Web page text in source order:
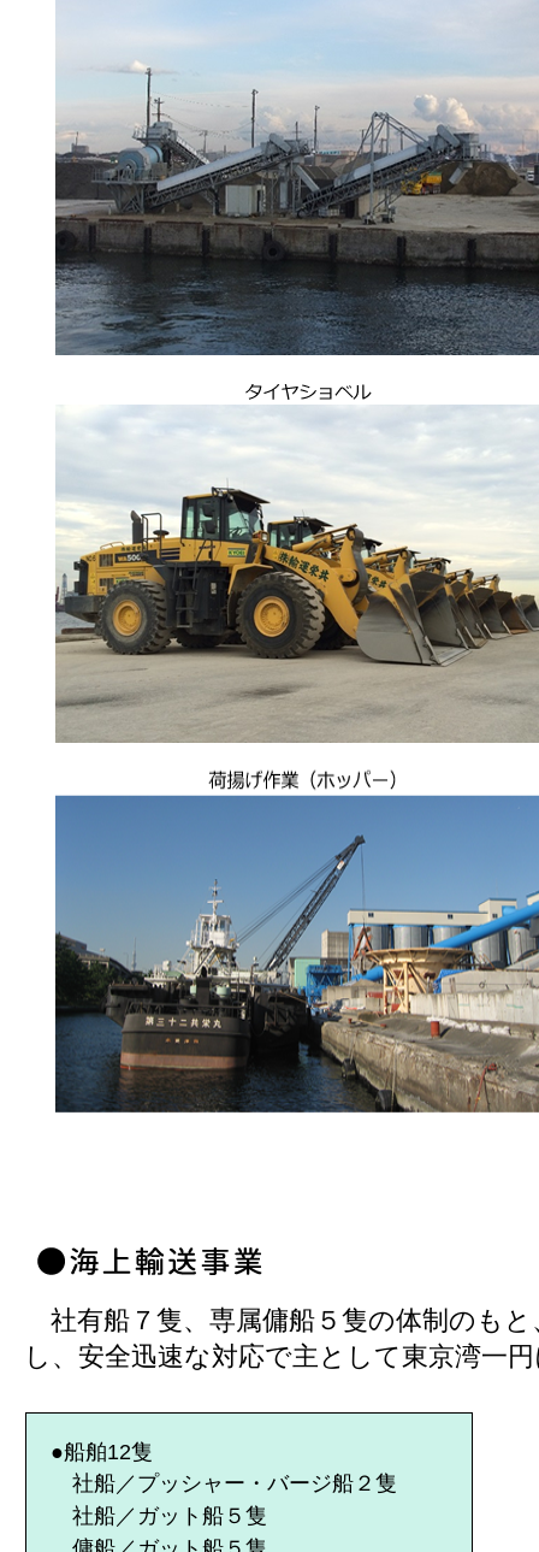
社有船７隻、専属傭船５隻の体制のも
し、安全迅速な対応で主として東京湾一
●船舶12隻
社船／プッシャー・バージ船２隻
社船／ガット船５隻